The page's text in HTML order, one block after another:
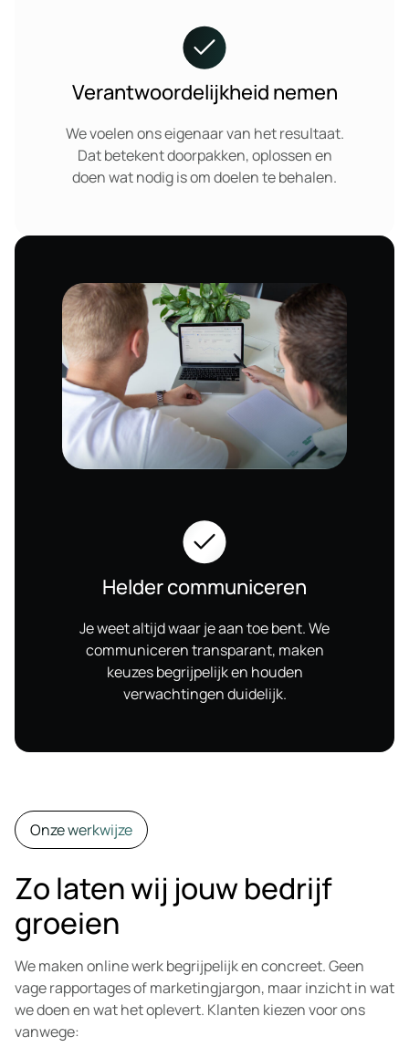
Verantwoordelijkheid nemen
We voelen ons eigenaar van het resultaat.
Dat betekent doorpakken, oplossen en
doen wat nodig is om doelen te behalen.
Helder communiceren
Je weet altijd waar je aan toe bent. We
communiceren transparant, maken
keuzes begrijpelijk en houden
verwachtingen duidelijk.
Onze werkwijze
Zo laten wij jouw bedrijf
groeien
We maken online werk begrijpelijk en concreet. Geen
vage rapportages of marketingjargon, maar inzicht in wat
we doen en wat het oplevert. Klanten kiezen voor ons
vanwege: